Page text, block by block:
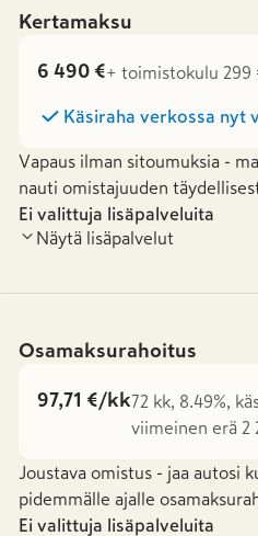
Kertamaksu
6 490 €+ toimistokulu 299
Käsiraha verkossa nyt
Vapaus ilman sitoumuksia -
nauti omistajuuden
Ei valittuja lisäpalveluita
Näytä lisäpalvelut
Osamaksurahoitus
97,71 €/kk72 kk, 8.49%,
viimeinen erä 2
Joustava omistus - jaa autosi
pidemmälle ajalle
Ei valittuja lisäpalveluita